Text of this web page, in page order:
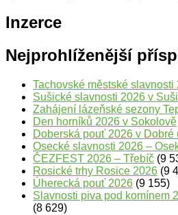
Inzerce
Nejprohlíženější
Tachovské městské slavnosti
Sušické slavnosti 2026 v
Zahájení lázeňské sezony
Den horníků 2026 v Sokolově
Doberská pouť 2026 v Dobré
Osecké slavnosti 2026 –
ČEZFEST 2026 – Třebíč (9
Rosické trhy Rosice 2026 (9
Úherecká pouť 2026 (9 155)
Slavnosti piva pod komínem
(8 629)